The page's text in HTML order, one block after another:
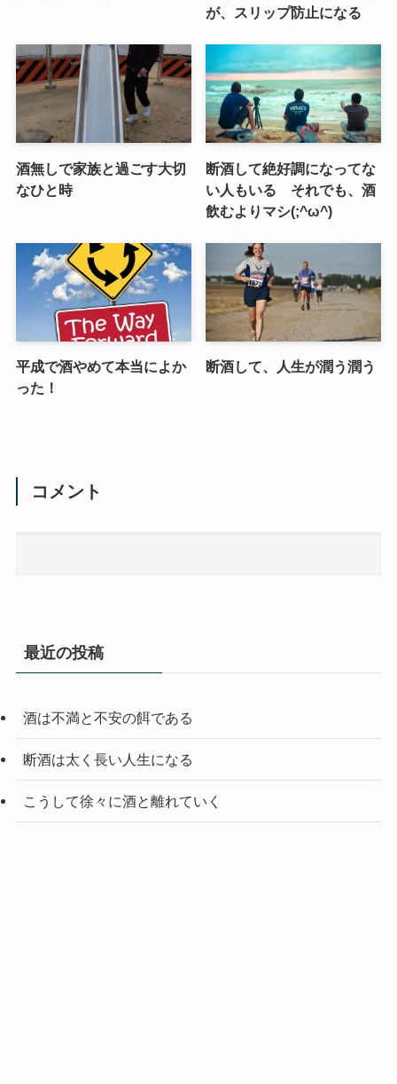
が、スリップ防止になる
酒無しで家族と過ごす大切
なひと時
断酒して絶好調になってな
い人もいる それでも、酒
飲むよりマシ(;^ω^)
平成で酒やめて本当によか
った！
断酒して、人生が潤う潤う
コメント
最近の投稿
酒は不満と不安の餌である
断酒は太く長い人生になる
こうして徐々に酒と離れていく